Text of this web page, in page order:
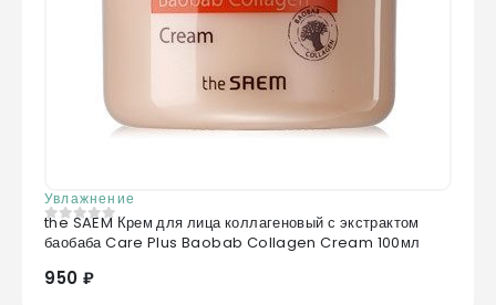
Увлажнение
0 из 5
the SAEM Крем для лица коллагеновый с экстрактом
баобаба Care Plus Baobab Collagen Cream 100мл
950 ₽